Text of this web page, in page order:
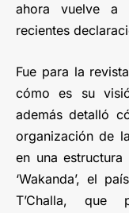
ahora vuelve a
recientes
Fue para la
cómo es su
además detalló
organización de
en una
‘Wakanda’, el
T’Challa, que